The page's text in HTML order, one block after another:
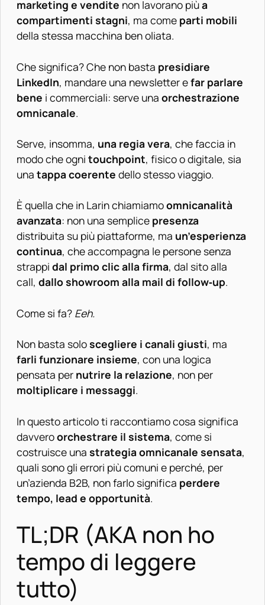
marketing e vendite non lavorano piùa
compartimenti stagni, ma come parti mobili
della stessa macchina ben oliata.
Che significa? Che non basta presidiare
LinkedIn, mandare una newsletter efar parlare
bene i commerciali: serve una orchestrazione
omnicanale.
Serve, insomma, una regia vera, che faccia in
modo che ogni touchpoint, fisico o digitale, sia
una tappa coerente dello stesso viaggio.
È quella che in Larin chiamiamoomnicanalità
avanzata: non una semplice presenza
distribuita su più piattaforme, ma un’esperienza
continua, che accompagna le persone senza
strappi dal primo clic alla firma, dal sito alla
call, dallo showroom alla mail di follow‑up.
Come si fa? Eeh.
Non basta soloscegliere i canali giusti, ma
farli funzionare insieme, con una logica
pensata per nutrire la relazione, non per
moltiplicare i messaggi.
In questo articolo ti raccontiamo cosa significa
davveroorchestrare il sistema, come si
costruisce una strategia omnicanale sensata,
quali sono gli errori più comuni e perché, per
un’azienda B2B, non farlo significa perdere
tempo, lead e opportunità.
TL;DR (AKA non ho
tempo di leggere
tutto)